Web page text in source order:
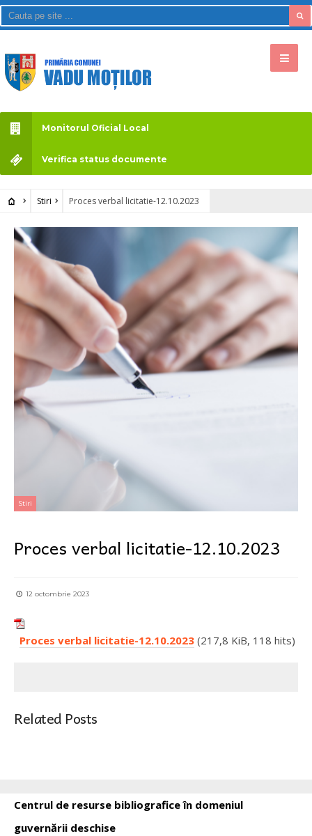
Monitorul Oficial Local
Verifica status documente
Stiri Proces verbal licitatie-12.10.2023
Stiri
Proces verbal licitatie-12.10.2023
12 octombrie 2023
Proces verbal licitatie-12.10.2023 (217,8 KiB, 118 hits)
Related Posts
Centrul de resurse bibliografice în domeniul
guvernării deschise